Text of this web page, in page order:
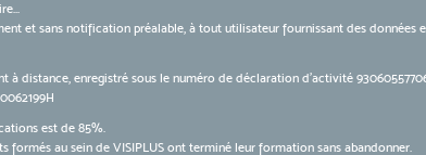
et sans notification préalable, à tout utilisateur fournissant des
distance, enregistré sous le numéro de déclaration d’activité
est de 85%.
formés au sein de VISIPLUS ont terminé leur formation sans abandonner.